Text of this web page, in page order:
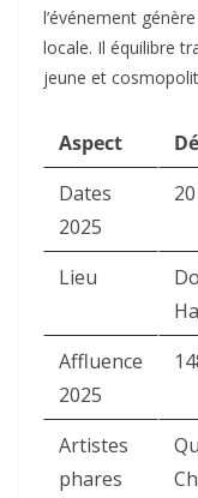
l’événement
locale. Il équilibre
jeune et
Aspect
Dates
2025
Lieu
Affluence
2025
Artistes
phares